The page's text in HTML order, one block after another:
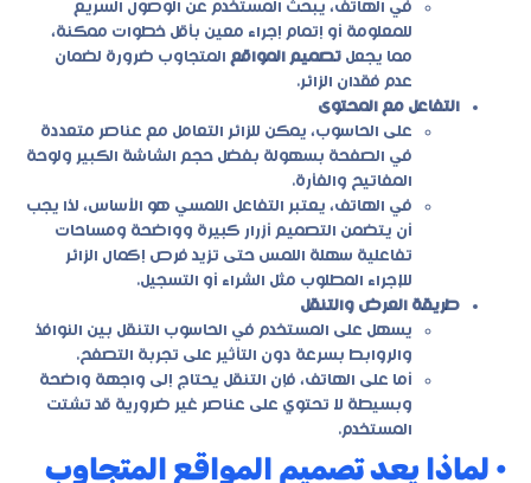
في الهاتف، يبحث المستخدم عن الوصول السريع
للمعلومة أو إتمام إجراء معين بأقل خطوات ممكنة،
مما يجعل تصميم المواقع المتجاوب ضرورة لضمان
عدم فقدان الزائر.
التفاعل مع المحتوى
على الحاسوب، يمكن للزائر التعامل مع عناصر متعددة
في الصفحة بسهولة بفضل حجم الشاشة الكبير ولوحة
المفاتيح والفأرة.
في الهاتف، يعتبر التفاعل اللمسي هو الأساس، لذا يجب
أن يتضمن التصميم أزرار كبيرة وواضحة ومساحات
تفاعلية سهلة اللمس حتى تزيد فرص إكمال الزائر
للإجراء المطلوب مثل الشراء أو التسجيل.
طريقة العرض والتنقل
يسهل على المستخدم في الحاسوب التنقل بين النوافذ
والروابط بسرعة دون التأثير على تجربة التصفح.
أما على الهاتف، فإن التنقل يحتاج إلى واجهة واضحة
وبسيطة لا تحتوي على عناصر غير ضرورية قد تشتت
المستخدم.
• لماذا يعد تصميم المواقع المتجاوب